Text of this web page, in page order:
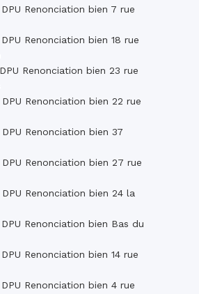
Renonciation bien 7 rue
Renonciation bien 18 rue
Renonciation bien 23 rue
DPU Renonciation bien 22 rue
Renonciation bien 37
DPU Renonciation bien 27 rue
DPU Renonciation bien 24 la
DPU Renonciation bien Bas du
Renonciation bien 14 rue
Renonciation bien 4 rue